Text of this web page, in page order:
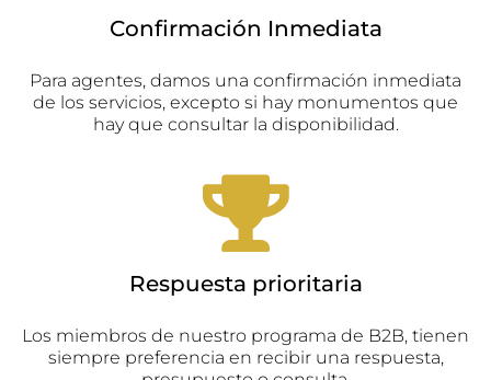
Confirmación Inmediata
Para agentes, damos una confirmación inmediata
de los servicios, excepto si hay monumentos que
hay que consultar la disponibilidad.
Respuesta prioritaria
Los miembros de nuestro programa de B2B, tienen
siempre preferencia en recibir una respuesta,